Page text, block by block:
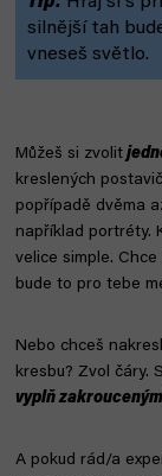
silnější tah
vneseš světlo.
Můžeš si zvolit
kreslených
popřípadě dvěma
například portréty.
velice simple.
bude to pro tebe
Nebo chceš
kresbu? Zvol čáry.
vyplň
A pokud rád/a